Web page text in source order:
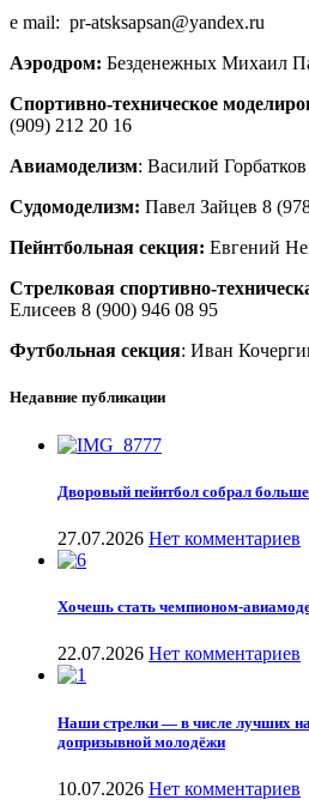
e mail: pr-atsksapsan@yandex.ru
Аэродром: Безденежных Михаил
Спортивно-техническое
(909) 212 20 16
Авиамоделизм: Василий
Судомоделизм: Павел Зайцев 8
Пейнтбольная секция: Евгений
Стрелковая спортивно-
Елисеев 8 (900) 946 08 95
Футбольная секция: Иван
Недавние публикации
Дворовый пейнтбол собрал
27.07.2026 Нет комментариев
Хочешь стать чемпионом-
22.07.2026 Нет комментариев
Наши стрелки — в числе лучших
допризывной молодёжи
10.07.2026 Нет комментариев